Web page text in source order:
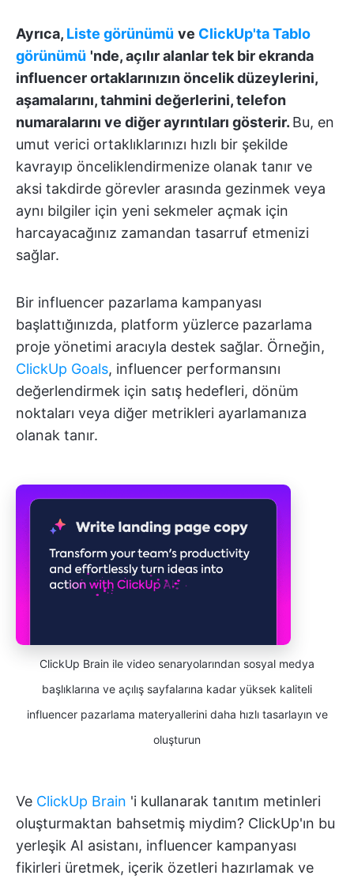
Ayrıca, Liste görünümü ve ClickUp'ta Tablo
görünümü 'nde, açılır alanlar tek bir ekranda
influencer ortaklarınızın öncelik düzeylerini,
aşamalarını, tahmini değerlerini, telefon
numaralarını ve diğer ayrıntıları gösterir. Bu, en
umut verici ortaklıklarınızı hızlı bir şekilde
kavrayıp önceliklendirmenize olanak tanır ve
aksi takdirde görevler arasında gezinmek veya
aynı bilgiler için yeni sekmeler açmak için
harcayacağınız zamandan tasarruf etmenizi
sağlar.
Bir influencer pazarlama kampanyası
başlattığınızda, platform yüzlerce pazarlama
proje yönetimi aracıyla destek sağlar. Örneğin,
ClickUp Goals, influencer performansını
değerlendirmek için satış hedefleri, dönüm
noktaları veya diğer metrikleri ayarlamanıza
olanak tanır.
ClickUp Brain ile video senaryolarından sosyal medya
başlıklarına ve açılış sayfalarına kadar yüksek kaliteli
influencer pazarlama materyallerini daha hızlı tasarlayın ve
oluşturun
Ve ClickUp Brain 'i kullanarak tanıtım metinleri
oluşturmaktan bahsetmiş miydim? ClickUp'ın bu
yerleşik AI asistanı, influencer kampanyası
fikirleri üretmek, içerik özetleri hazırlamak ve